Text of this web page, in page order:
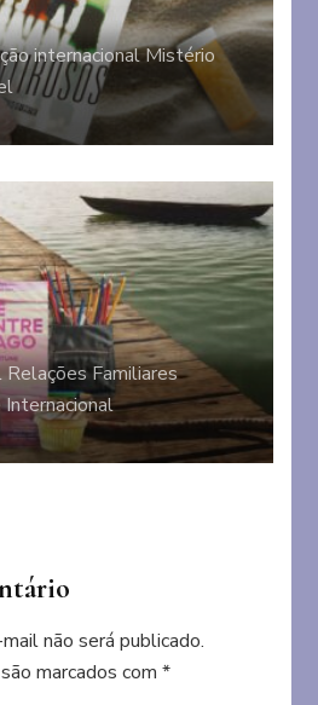
internacionalMistério
Relações Familiares
Internacional
não será publicado.
marcados com*